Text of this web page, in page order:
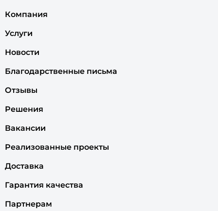
Компания
Услуги
Новости
Благодарственные письма
Отзывы
Решения
Вакансии
Реализованные проекты
Доставка
Гарантия качества
Партнерам